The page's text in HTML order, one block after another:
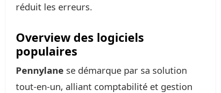
réduit les erreurs.
Overview des logiciels
populaires
Pennylane se démarque par sa solution
tout-en-un, alliant comptabilité et gestion